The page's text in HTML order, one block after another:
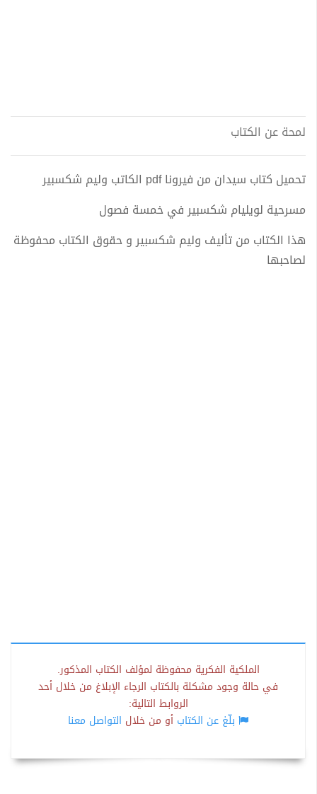
لمحة عن الكتاب
تحميل كتاب سيدان من فيرونا pdf الكاتب وليم شكسبير
مسرحية لويليام شكسبير في خمسة فصول
هذا الكتاب من تأليف وليم شكسبير و حقوق الكتاب محفوظة
لصاحبها
الملكية الفكرية محفوظة لمؤلف الكتاب المذكور.
في حالة وجود مشكلة بالكتاب الرجاء الإبلاغ من خلال أحد
الروابط التالية:
بلّغ عن الكتاب أو من خلال التواصل معنا